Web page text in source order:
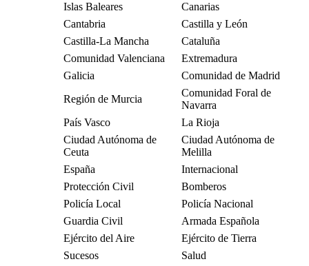
Islas Baleares
Canarias
Cantabria
Castilla y León
Castilla-La Mancha
Cataluña
Comunidad Valenciana
Extremadura
Galicia
Comunidad de Madrid
Región de Murcia
Comunidad Foral de
Navarra
País Vasco
La Rioja
Ciudad Autónoma de
Ceuta
Ciudad Autónoma de
Melilla
España
Internacional
Protección Civil
Bomberos
Policía Local
Policía Nacional
Guardia Civil
Armada Española
Ejército del Aire
Ejército de Tierra
Sucesos
Salud